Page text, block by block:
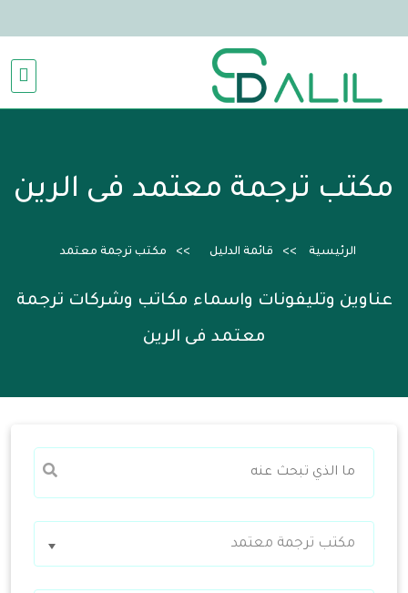
مكتب ترجمة معتمد فى الرين
الرئيسية قائمة الدليل مكتب ترجمة معتمد
عناوين وتليفونات واسماء مكاتب وشركات ترجمة
معتمد فى الرين
مكتب ترجمة معتمد